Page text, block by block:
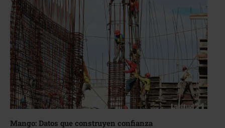
Mango: Datos que construyen confianza